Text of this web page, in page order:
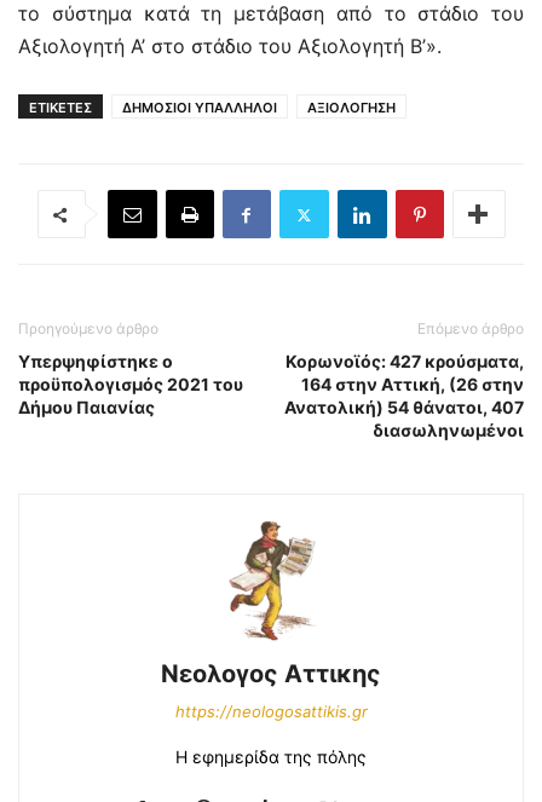
το σύστημα κατά τη μετάβαση από το στάδιο του
Αξιολογητή Α’ στο στάδιο του Αξιολογητή Β’».
ΕΤΙΚΕΤΕΣ ΔΗΜΟΣΙΟΙ ΥΠΑΛΛΗΛΟΙ ΑΞΙΟΛΟΓΗΣΗ
Προηγούμενο άρθρο
Υπερψηφίστηκε ο
προϋπολογισμός 2021 του
Δήμου Παιανίας
Επόμενο άρθρο
Κορωνοϊός: 427 κρούσματα,
164 στην Αττική, (26 στην
Ανατολική) 54 θάνατοι, 407
διασωληνωμένοι
Νεολογος Αττικης
https://neologosattikis.gr
Η εφημερίδα της πόλης